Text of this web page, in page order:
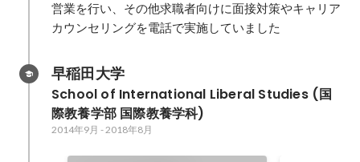
営業を行い、その他求職者向けに面接対策やキャリア
カウンセリングを電話で実施していました
早稲田大学
School of International Liberal Studies (国
際教養学部 国際教養学科)
2014年9月 -2018年8月